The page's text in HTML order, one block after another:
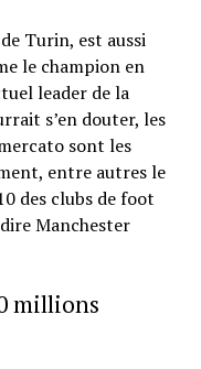
Turin, est aussi
le champion en
leader de la
s’en douter, les
sont les
entre autres le
des clubs de foot
Manchester
millions